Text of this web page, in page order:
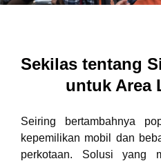
Sekilas tentang
untuk Area
Seiring bertambahnya
kepemilikan mobil dan
perkotaan. Solusi yang